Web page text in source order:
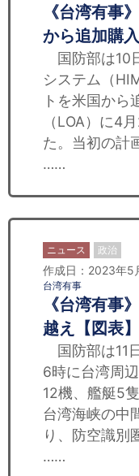
《台湾有事
から追加購
国防部は10
システム（
トを米国から
（LOA）に4
た。当初の計
……
ニュース 政治
作成日：2023年5
台湾有事
《台湾有事
越え【図表
国防部は11
6時に台湾周
12機、艦艇5
台湾海峡の中
り、防空識別
……